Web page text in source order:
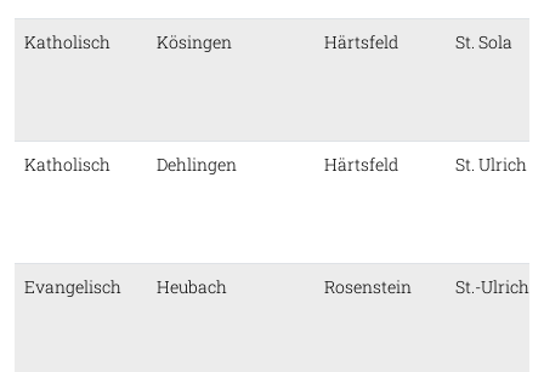
Katholisch Kösingen Härtsfeld St. Sola
Katholisch Dehlingen Härtsfeld St. Ulrich
Evangelisch Heubach Rosenstein St.-Ulrich-